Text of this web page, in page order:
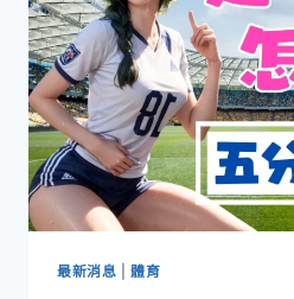
最新消息 |體育